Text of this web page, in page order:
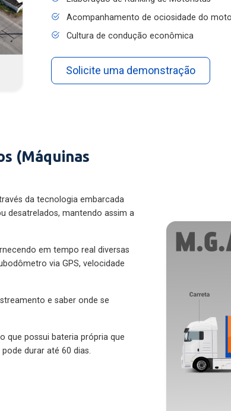
Acompanhamento de ociosidade do motor
Cultura de condução econômica
Solicite uma demonstração
(Máquinas
da tecnologia embarcada
desatrelados, mantendo assim a
em tempo real diversas
via GPS, velocidade
e saber onde se
que possui bateria própria que
durar até 60 dias.